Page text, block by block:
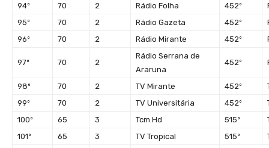
94º 70 2 Rádio Folha 452º
95º
70 2 Rádio Gazeta 452º
96º
70 2 Rádio Mirante 452º
97º 70 2
Rádio Serrana de
Araruna
452º
98º 70 2 TV Mirante 452º
99º
70 2 TV Universitária 452º
100º
65 3 Tcm Hd 515º
101º
65 3 TV Tropical 515º